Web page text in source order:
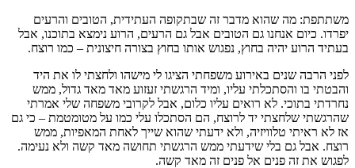
משתתפת: מה שהוא מדבר זה שבתקופה העתידית, הטובים והרעים
יפרדו. כיום אנחנו גם הטובים אבל גם הרעים, הרוע נימצא בתוכנו, אבל
בעתיד הרוע יהיה בחוץ, נפגוש אותו בחוץ בצורה חיצונית – כמו רוצח.
לפני הרבה שנים באירוע משפחתי הציגו לי מישהו ולחצתי לו את היד
והבטתי בו והסתכלתי עליו, ומיד הרגשתי זעזוע מאד מאד גדול, ממש
נחרדתי בתוכי. לא רואים עליו כלום, אבל לקרובי משפחה שלי אמרתי
שהרגשתי שלחצתי יד לרוצח, הם הסתכלו עלי כמו על מטומטמת – כי גם
אז לא ראיתי טלוויזיה, ולא ידעתי שהוא שייך לאחת המאפיות, ממש
רוצח. אבל גם בלי שידעתי ממש הרגשתי תחושה מאד קשה ולא נעימה.
לפגוש את זה פנים אל פנים זה מאד קשה.